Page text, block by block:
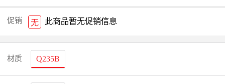
促销 无 此商品暂无促销信息
材质 Q235B